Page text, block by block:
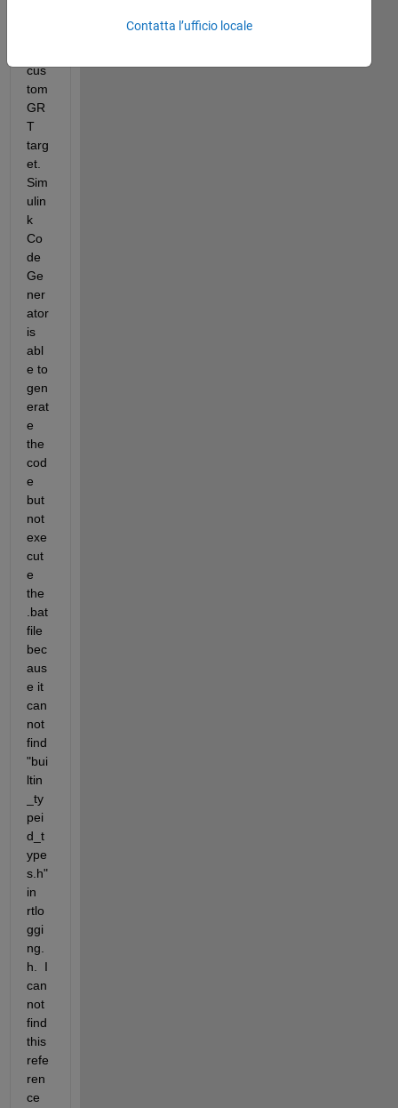
cus
tom
GR
T
targ
et.
Sim
ulin
k
Co
de
Ge
ner
ator
is
abl
e to
gen
erat
e
the
cod
e
but
not
exe
cut
e
the
.bat
file
bec
aus
e it
can
not
find
"bui
ltin
_ty
pei
d_t
ype
s.h"
in
rtlo
ggi
ng.
h.  I
can
not
find
this
refe
ren
ce
Contatta l’ufficio locale